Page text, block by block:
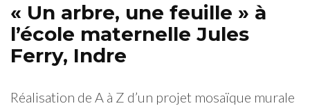
« Un arbre, une feuille » à
l’école maternelle Jules
Ferry, Indre
Réalisation de A à Z d’un projet mosaïque murale